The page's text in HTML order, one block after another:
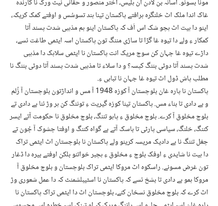
مونا بسونو. اسانہ بن لادن آن ہلیس، اختر منصور و حقانی نیٹ ورک نا کارندہ
غاک اندا ملک اٹ خلنگرہ ہرافتے پاکستان تینا ہند تسوسُس و اوفتے کمک کریکہ،
اینو دا ہیت اٹ ہچو شک اس اَف کہ پاکستان اینو ہم مذہبی شدت پسند آتا
کمکار ءِ ولے دا تیوہ غا گڑا تا ساڑی مننگ تون پاکستان اسہ ایٹمی طاغت ئسے،
داڑے تیوہ غا جہان کن سوج مریک انت پاکستان نا ایٹمی سلاہک دا مذہبی
شدت پسند آتا دوٹی بننگ کپسہ؟ و دا سلاء تا مذہبی شدت پسند آتا دوٹی بننگ نا
مطلب پاش ڈول اٹ تیوہ غا جہان نا تباہی ءِ.
پاکستان نا پارہ غان بلوچستان آ کوزہ 1948 آ مس و انداڑتون بلوچستان آ زُلم
و بے دادی تا بناء مس. پاکستان تینا کوزہ گیریت ءِ توننگ کن ہر وڑ ئنا بے دادی تے
بلوچ مخلوق آ کرے. بلوچ مخلوق ءِ پاہو تننگ، بلوچ مخلوق نا حکومت آتے ایسر
کننگ، خلنگ، سیاسی پارٹی تا باسک آتے بے گواہ کننگ و اوفتا جشوک آ جُون تے
چغل تننگ نا بے دادیک مریسہ کرینو ولے پاکستان نا بلوچستان اٹ ایٹمی تراک
دا ہیت نا شایدی ءِ اوفک بلوچ ءِ مخلوق ءِ ہچبر خواتنو بلکن اوفتے بیرہ دا ڈغار
تون غرض مسونے. راسکوہ اٹ مروکا ایٹمی تراک بلوچستان و بلوچ مخلوق آ
مروکا ہمو بے دادی تا بشخ ئسے کہ پاکستان نا اسٹیبلشمنٹ کہ دا عمل شعوری وڑ
اٹ کرے کہ بلوچ مخلوق نسخان کنے، بلوچستان اٹ دا ایٹمی تراک پاکستان نا